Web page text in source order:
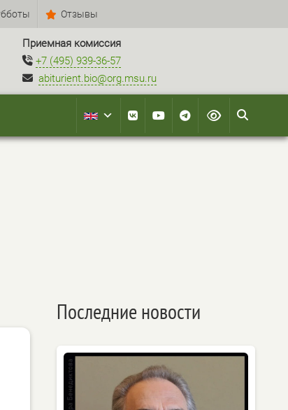
Отзывы
Приемная комиссия
+7 (495) 939-36-57
abiturient.bio@org.msu.ru
Последние новости